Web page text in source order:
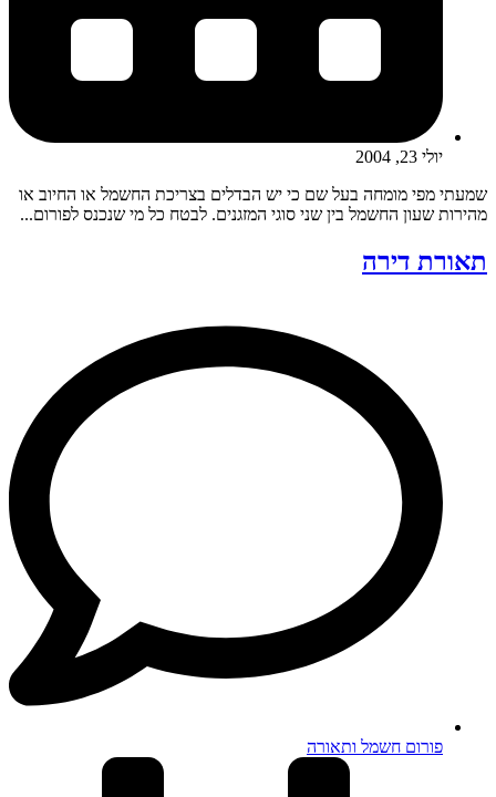
יולי 23, 2004
שמעתי מפי מומחה בעל שם כי יש הבדלים בצריכת החשמל או החיוב או
מהירות שעון החשמל בין שני סוגי המזגנים. לבטח כל מי שנכנס לפורום...
תאורת דירה
פורום חשמל ותאורה